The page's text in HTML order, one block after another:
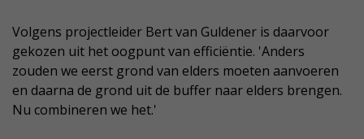
Volgens projectleider Bert van Guldener is daarvoor
gekozen uit het oogpunt van efficiëntie. 'Anders
zouden we eerst grond van elders moeten aanvoeren
en daarna de grond uit de buffer naar elders brengen.
Nu combineren we het.'